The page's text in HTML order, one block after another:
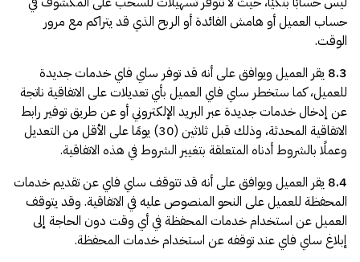
حساب العميل أو هامش الفائدة أو الربح الذي قد يتراكم مع مرور
الوقت.
8.3 يقر العميل ويوافق على أنه قد توفر ساي فاي خدمات جديدة
للعميل، كما ستخطر ساي فاي العميل بأي تعديلات على الاتفاقية ناتجة
عن إدخال خدمات جديدة عبر البريد الإلكتروني أو عن طريق توفير رابط
الاتفاقية المحدثة، وذلك قبل ثلاثين (30) يومًا على الأقل من التعديل
وعملًا بالشروط أدناه المتعلقة بتغيير الشروط في هذه الاتفاقية.
8.4 يقر العميل ويوافق على أنه قد تتوقف ساي فاي عن تقديم خدمات
المحفظة للعميل على النحو المنصوص عليه في الاتفاقية. وقد يتوقف
العميل عن استخدام خدمات المحفظة في أي وقت دون الحاجة إلى
إبلاغ ساي فاي عند توقفه عن استخدام خدمات المحفظة.